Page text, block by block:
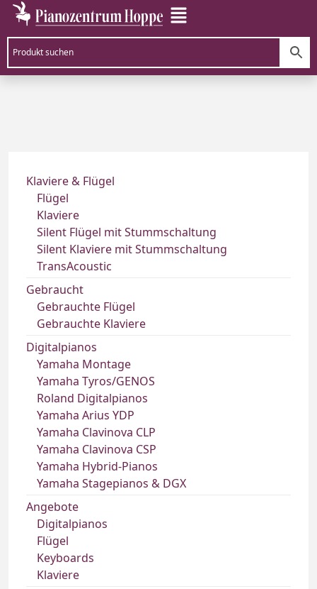
Klaviere & Flügel
Flügel
Klaviere
Silent Flügel mit Stummschaltung
Silent Klaviere mit Stummschaltung
TransAcoustic
Gebraucht
Gebrauchte Flügel
Gebrauchte Klaviere
Digitalpianos
Yamaha Montage
Yamaha Tyros/GENOS
Roland Digitalpianos
Yamaha Arius YDP
Yamaha Clavinova CLP
Yamaha Clavinova CSP
Yamaha Hybrid-Pianos
Yamaha Stagepianos & DGX
Angebote
Digitalpianos
Flügel
Keyboards
Klaviere